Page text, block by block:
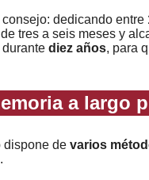
consejo: dedicando entre
tres a seis meses y
diez años, para
a largo
dispone de varios